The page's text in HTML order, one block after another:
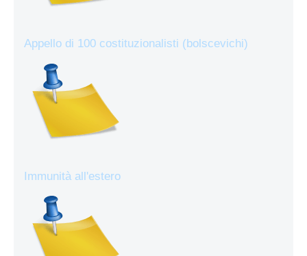
Appello di 100 costituzionalisti (bolscevichi)
Immunità all'estero